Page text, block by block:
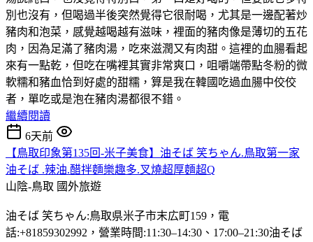
別也沒有，但喝過半後突然覺得它很耐喝，尤其是一邊配著炒
豬肉和泡菜，感覺越喝越有滋味，裡面的豬肉像是薄切的五花
肉，因為足滿了豬肉湯，吃來滋潤又有肉甜。這裡的血腸看起
來有一點乾，但吃在嘴裡其實非常爽口，咀嚼端帶點冬粉的微
軟糯和豬血恰到好處的甜糯，算是我在韓國吃過血腸中佼佼
者，單吃或是泡在豬肉湯都很不錯。
繼續閱讀
6天前
【鳥取印象第135回-米子美食】油そば 笑ちゃん.鳥取第一家
油そば .辣油.醋拌麵樂趣多.叉燒超厚麵超Q
山陰-鳥取 國外旅遊
油そば 笑ちゃん:鳥取県米子市末広町159，電
話:+81859302992，營業時間:11:30–14:30、17:00–21:30油そば